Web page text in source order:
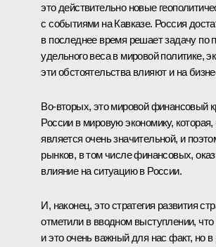
это действительно новые
с событиями на Кавказе. Россия
в последнее время решает задачу по
удельного веса в мировой политике,
эти обстоятельства влияют и на
Во‑вторых, это мировой финансовый
России в мировую экономику,
является очень значительной, и
рынков, в том числе финансовых,
влияние на ситуацию в России.
И, наконец, это стратегия развития
отметили в вводном выступлении, что
и это очень важный для нас факт, но